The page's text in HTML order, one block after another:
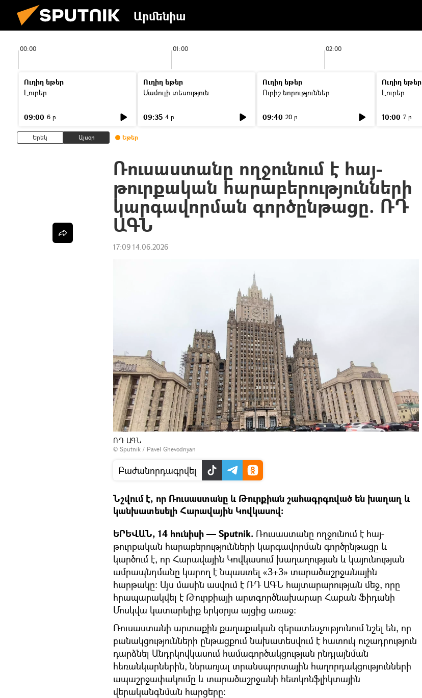
Արմենիա
00:00 01:00 02:00
Ուղիղ եթեր
Լուրեր
09:00 6 ր
Ուղիղ եթեր
Մամուլի տեսություն
09:35 4 ր
Ուղիղ եթեր
Ուրիշ նորություններ
09:40 20 ր
Ուղիղ եթեր
Լուրեր
10:00 7 ր
Երեկ Այսօր Եթեր
Ռուսաստանը ողջունում է հայ-
թուրքական հարաբերությունների
կարգավորման գործընթացը. ՌԴ
ԱԳՆ
17:09 14.06.2026
ՌԴ ԱԳՆ
© Sputnik / Pavel Ghevodnyan
Բաժանորդագրվել
Նշվում է, որ Ռուսաստանը և Թուրքիան շահագրգռված են խաղաղ և
կանխատեսելի Հարավային Կովկասով։
ԵՐԵՎԱՆ, 14 հունիսի — Sputnik. Ռուսաստանը ողջունում է հայ-
թուրքական հարաբերությունների կարգավորման գործընթացը և
կարծում է, որ Հարավային Կովկասում խաղաղության և կայունության
ամրապնդմանը կարող է նպաստել «3+3» տարածաշրջանային
հարթակը: Այս մասին ասվում է ՌԴ ԱԳՆ հայտարարության մեջ, որը
հրապարակվել է Թուրքիայի արտգործնախարար Հաքան Ֆիդանի
Մոսկվա կատարելիք երկօրյա այցից առաջ։
Ռուսաստանի արտաքին քաղաքական գերատեսչությունում նշել են, որ
բանակցությունների ընթացքում նախատեսվում է հատուկ ուշադրություն
դարձնել Անդրկովկասում համագործակցության ընդլայնման
հեռանկարներին, ներառյալ տրանսպորտային հաղորդակցությունների
ապաշրջափակումը և տարածաշրջանի հետկոնֆլիկտային
վերականգնման հարցերը: